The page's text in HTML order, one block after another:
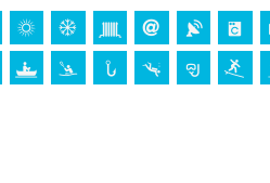
(à moins de 10 kilomètres
plongée avec tuba, surf,
(à moins de 5
de l'appartement)